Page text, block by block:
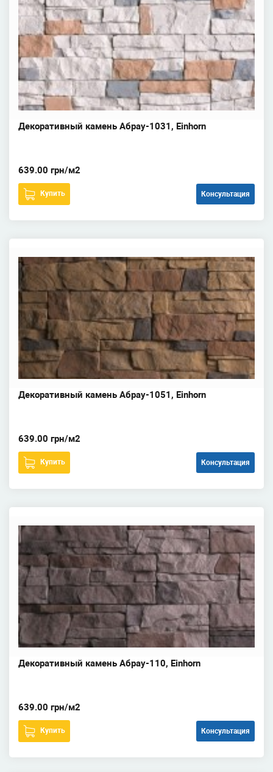
Декоративный камень Абрау-1031, Einhorn
639.00 грн/м2
Купить Консультация
Декоративный камень Абрау-1051, Einhorn
639.00 грн/м2
Купить Консультация
Декоративный камень Абрау-110, Einhorn
639.00 грн/м2
Купить Консультация